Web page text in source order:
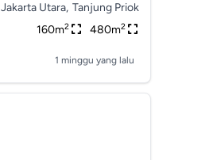
Jakarta Utara, Tanjung Priok
160m2 480m2
1 minggu yang lalu